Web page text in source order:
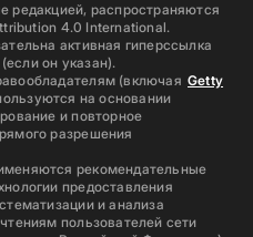
редакцией, распространяются
4.0 International.
активная гиперссылка
он указан).
(включая Getty
на основании
и повторное
разрешения
рекомендательные
предоставления
и анализа
пользователей сети